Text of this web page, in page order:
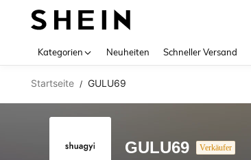
Kategorien Neuheiten Schneller Versand
Startseite / GULU69
GULU69 Verkäufer